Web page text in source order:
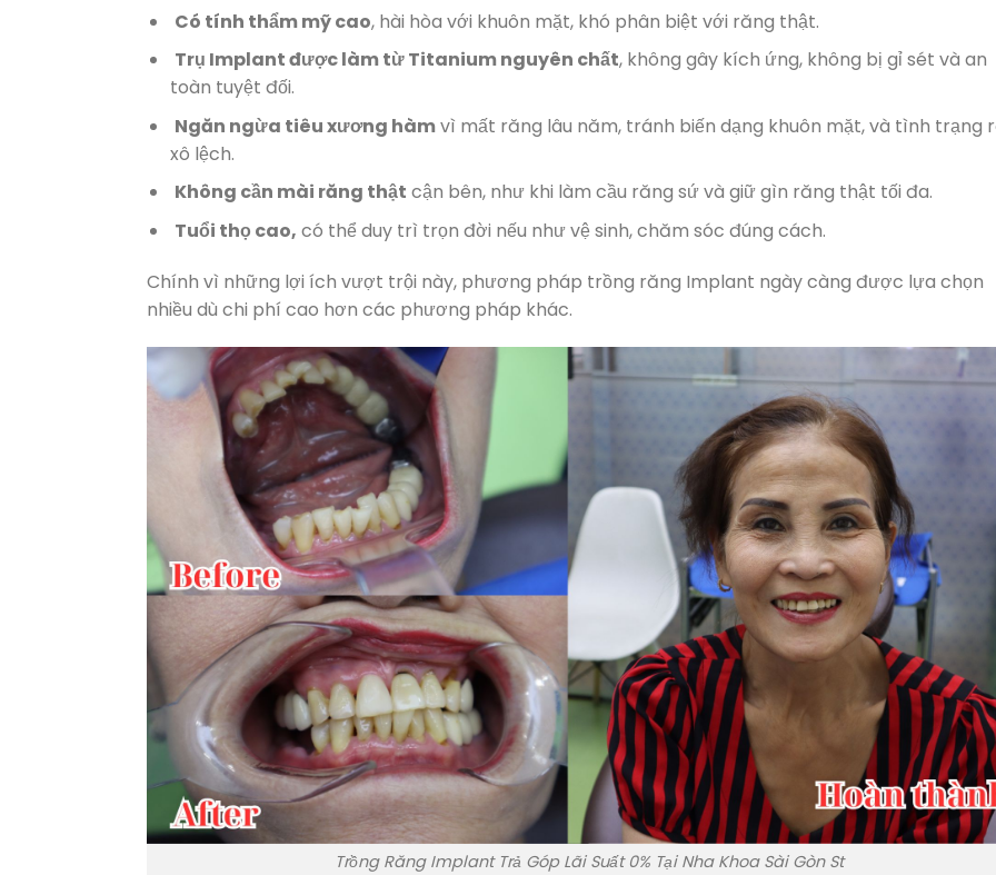
Có tính thẩm mỹ cao, hài hòa với khuôn mặt, khó phân biệt với răng thật.
Trụ Implant được làm từ Titanium nguyên chất, không gây kích ứng, không bị gỉ sét và an
toàn tuyệt đối.
Ngăn ngừa tiêu xương hàmvì mất răng lâu năm, tránh biến dạng khuôn mặt, và tình trạng
xô lệch.
Không cần mài răng thật cận bên, như khi làm cầu răng sứ và giữ gìn răng thật tối đa.
Tuổi thọ cao, có thể duy trì trọn đời nếu như vệ sinh, chăm sóc đúng cách.
Chính vì những lợi ích vượt trội này, phương pháp trồng răng Implant ngày càng được lựa chọn
nhiều dù chi phí cao hơn các phương pháp khác.
Trồng Răng Implant Trả Góp Lãi Suất 0% Tại Nha Khoa Sài Gòn St